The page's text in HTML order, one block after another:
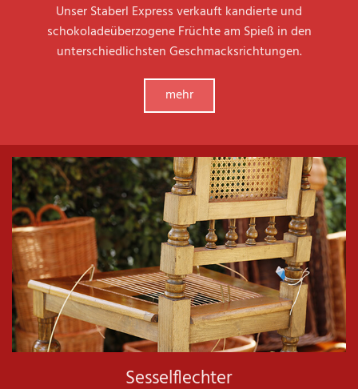
Unser Staberl Express verkauft kandierte und
schokoladeüberzogene Früchte am Spieß in den
unterschiedlichsten Geschmacksrichtungen.
mehr
Sesselflechter